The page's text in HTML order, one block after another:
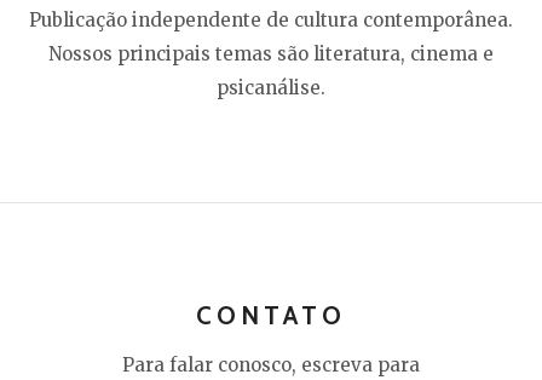
Publicação independente de cultura contemporânea.
Nossos principais temas são literatura, cinema e
psicanálise.
CONTATO
Para falar conosco, escreva para